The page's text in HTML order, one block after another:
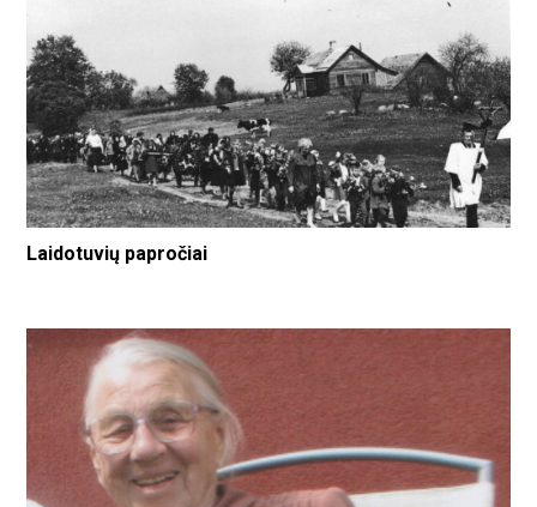
Laidotuvių papročiai